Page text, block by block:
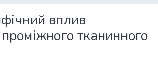
вплив
тканинного